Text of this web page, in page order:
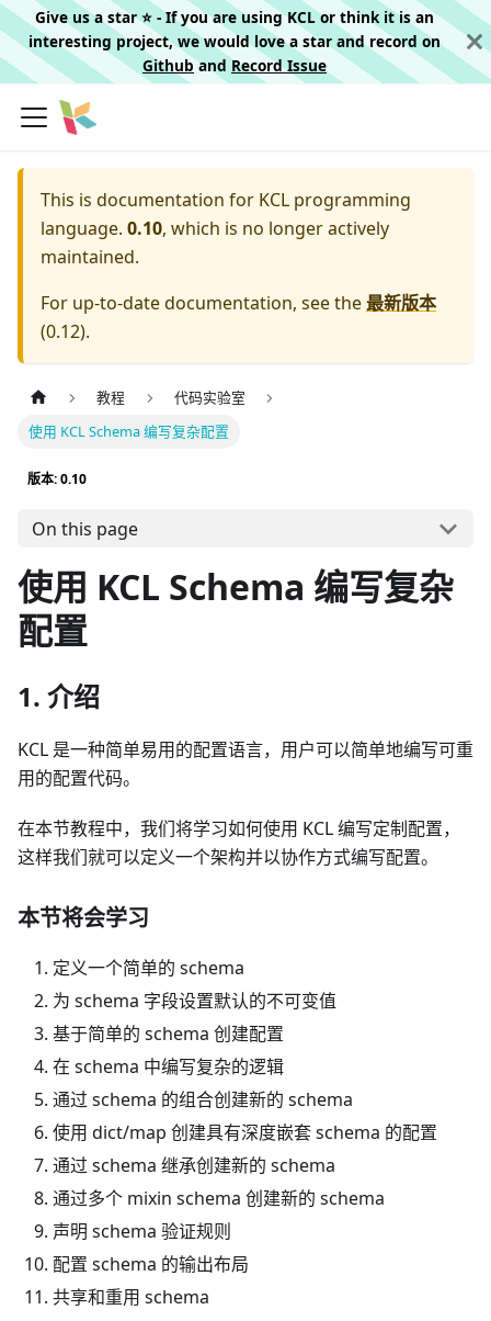
Give us a star ⭐️ - If you are using KCL or think it is an
interesting project, we would love a star and record on
Githuband Record Issue
This is documentation for KCL programming
language. 0.10, which is no longer actively
maintained.
For up-to-date documentation, see the最新版本
(0.12).
教程
代码实验室
使用 KCL Schema 编写复杂配置
版本: 0.10
On this page
使用 KCL Schema 编写复杂
配置
1. 介绍
KCL 是一种简单易用的配置语言，用户可以简单地编写可重
用的配置代码。
在本节教程中，我们将学习如何使用 KCL 编写定制配置，
这样我们就可以定义一个架构并以协作方式编写配置。
本节将会学习
定义一个简单的 schema
为 schema 字段设置默认的不可变值
基于简单的 schema 创建配置
在 schema 中编写复杂的逻辑
通过 schema 的组合创建新的 schema
使用 dict/map 创建具有深度嵌套 schema 的配置
通过 schema 继承创建新的 schema
通过多个 mixin schema 创建新的 schema
声明 schema 验证规则
配置 schema 的输出布局
共享和重用 schema